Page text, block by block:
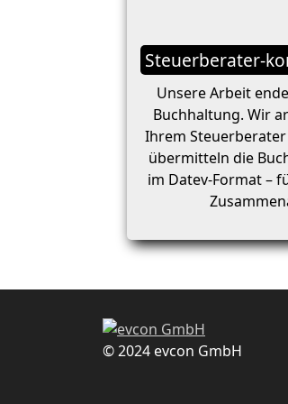
Steuerberater-
Unsere Arbeit
Buchhaltung. Wir
Ihrem
übermitteln die
im Datev-Format –
© 2024 evcon GmbH